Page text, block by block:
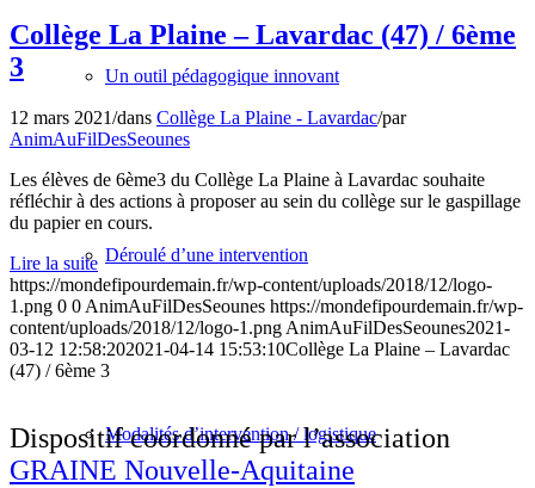
Un outil pédagogique innovant
Déroulé d’une intervention
Modalités d’intervention / logistique
Collège La Plaine – Lavardac (47) / 6ème
3
12 mars 2021/dans Collège La Plaine - Lavardac/par
AnimAuFilDesSeounes
Les élèves de 6ème3 du Collège La Plaine à Lavardac souhaite
réfléchir à des actions à proposer au sein du collège sur le gaspillage
du papier en cours.
Lire la suite
https://mondefipourdemain.fr/wp-content/uploads/2018/12/logo-
1.png 0 0 AnimAuFilDesSeounes https://mondefipourdemain.fr/wp-
content/uploads/2018/12/logo-1.png AnimAuFilDesSeounes2021-
03-12 12:58:202021-04-14 15:53:10Collège La Plaine – Lavardac
(47) / 6ème 3
Dispositif coordonné par l’association
GRAINE Nouvelle-Aquitaine